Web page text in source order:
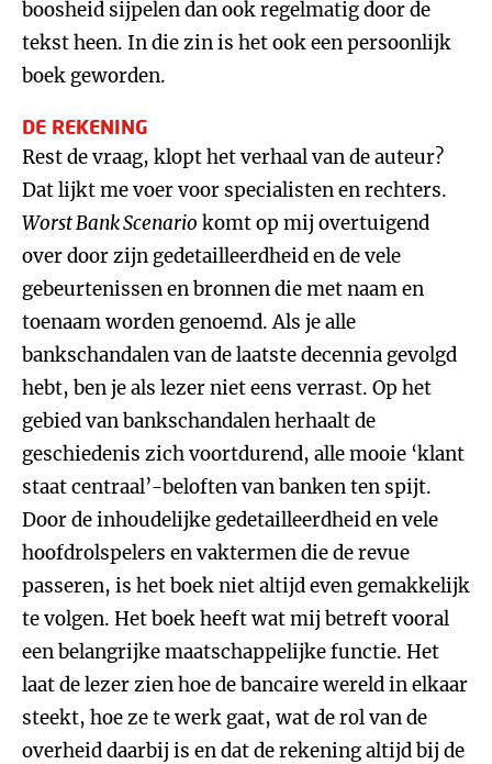
boosheid sijpelen dan ook regelmatig door de
tekst heen. In die zin is het ook een persoonlijk
boek geworden.
DE REKENING
Rest de vraag, klopt het verhaal van de auteur?
Dat lijkt me voer voor specialisten en rechters.
Worst Bank Scenario komt op mij overtuigend
over door zijn gedetailleerdheid en de vele
gebeurtenissen en bronnen die met naam en
toenaam worden genoemd. Als je alle
bankschandalen van de laatste decennia gevolgd
hebt, ben je als lezer niet eens verrast. Op het
gebied van bankschandalen herhaalt de
geschiedenis zich voortdurend, alle mooie ‘klant
staat centraal’-beloften van banken ten spijt.
Door de inhoudelijke gedetailleerdheid en vele
hoofdrolspelers en vaktermen die de revue
passeren, is het boek niet altijd even gemakkelijk
te volgen. Het boek heeft wat mij betreft vooral
een belangrijke maatschappelijke functie. Het
laat de lezer zien hoe de bancaire wereld in elkaar
steekt, hoe ze te werk gaat, wat de rol van de
overheid daarbij is en dat de rekening altijd bij de